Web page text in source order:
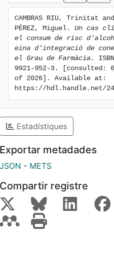
CAMBRAS RIU, Trinitat and
PÉREZ, Miguel. Un cas
el consum de risc
eina d'integració de
el Grau de Farmàcia.
9921-952-3. [consulted:
of 2026]. Available at:
https://hdl.handle.net/
Estadístiques
Exportar metadades
JSON - METS
Compartir registre